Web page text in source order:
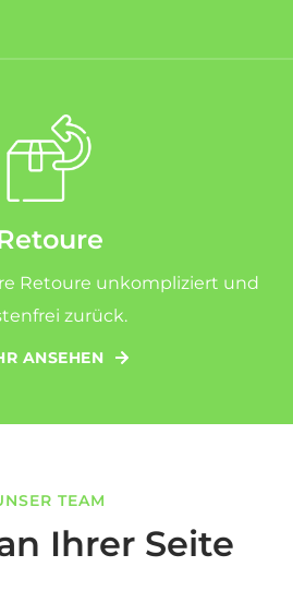
Retoure unkompliziert und
zurück.
ANSEHEN
TEAM
Ihrer Seite